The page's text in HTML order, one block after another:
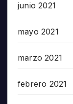
junio 2021
mayo 2021
marzo 2021
febrero 2021